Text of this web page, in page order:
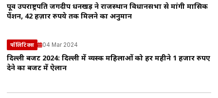
पूर्व उपराष्ट्रपति जगदीप धनखड़ ने राजस्थान विधानसभा से मांगी मासिक
पेंशन, 42 हज़ार रुपये तक मिलने का अनुमान
पॉलिटिक्स 04 Mar 2024
दिल्ली बजट 2024: दिल्ली में व्यस्क महिलाओं को हर महीने 1 हजार रुपए
देने का बजट में ऐलान